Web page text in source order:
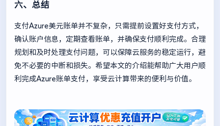
六、总结
支付Azure美元账单并不复杂，只需提前设置好支付方式，
确认账户信息，定期查看账单，并确保支付顺利完成。合理
规划和及时处理支付问题，可以保障云服务的稳定运行，避
免不必要的中断和损失。希望本文的介绍能帮助广大用户顺
利完成Azure账单支付，享受云计算带来的便利与价值。